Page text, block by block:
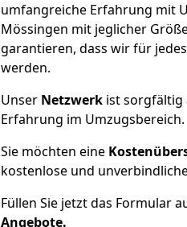
umfangreiche Erfahrung mit
Mössingen mit jeglicher
garantieren, dass wir für
werden.
Unser Netzwerk ist sorgfältig
Erfahrung im Umzugsbereich.
Sie möchten eine
kostenlose und
Füllen Sie jetzt das Formular
Angebote.